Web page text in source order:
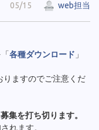
05/15 web担当
各種ダウンロード 」
ますのでご注意くだ
集を打ち切ります。
れます。